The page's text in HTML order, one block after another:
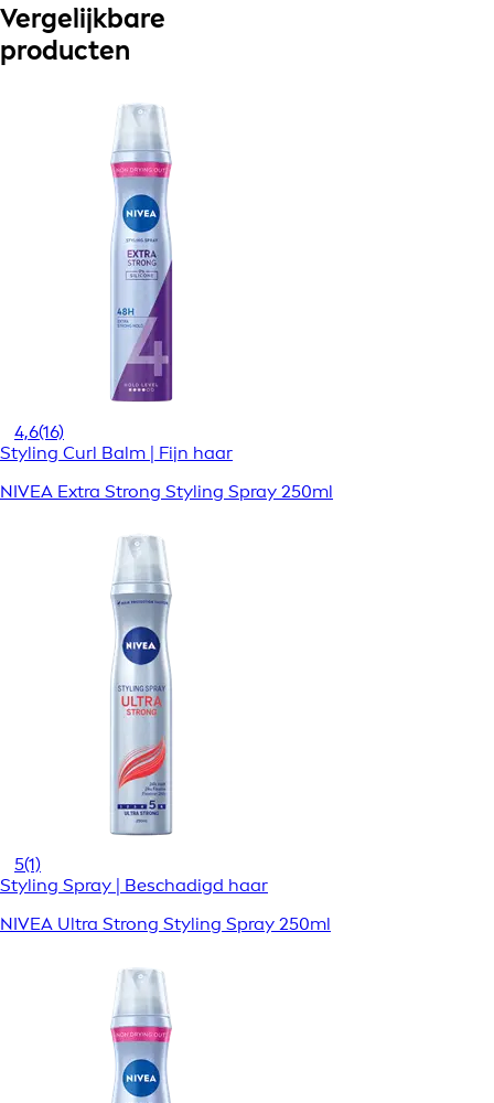
Vergelijkbare
producten
4,6(16)
Styling Curl Balm | Fijn haar
NIVEA Extra Strong Styling Spray 250ml
5(1)
Styling Spray | Beschadigd haar
NIVEA Ultra Strong Styling Spray 250ml